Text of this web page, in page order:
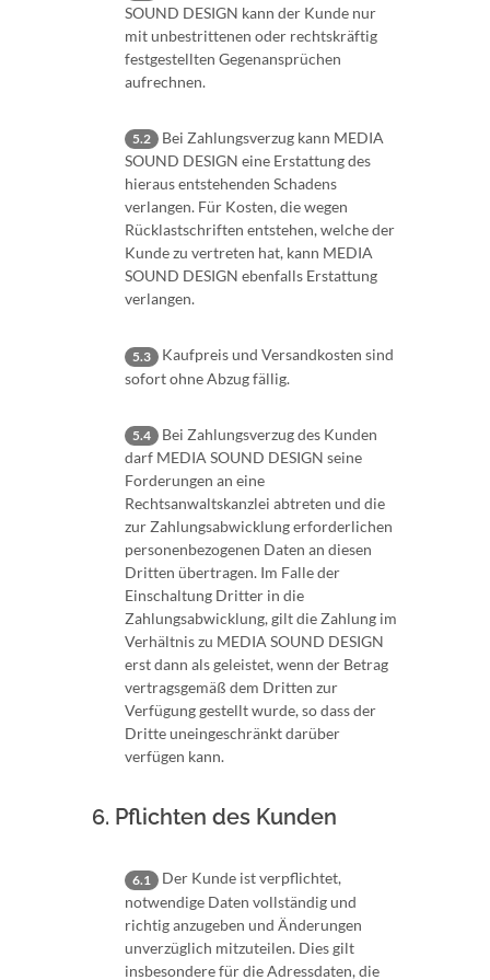
SOUND DESIGN kann der Kunde nur
mit unbestrittenen oder rechtskräftig
festgestellten Gegenansprüchen
aufrechnen.
5.2
Bei Zahlungsverzug kann MEDIA
SOUND DESIGN eine Erstattung des
hieraus entstehenden Schadens
verlangen. Für Kosten, die wegen
Rücklastschriften entstehen, welche der
Kunde zu vertreten hat, kann MEDIA
SOUND DESIGN ebenfalls Erstattung
verlangen.
5.3
Kaufpreis und Versandkosten sind
sofort ohne Abzug fällig.
5.4
Bei Zahlungsverzug des Kunden
darf MEDIA SOUND DESIGN seine
Forderungen an eine
Rechtsanwaltskanzlei abtreten und die
zur Zahlungsabwicklung erforderlichen
personenbezogenen Daten an diesen
Dritten übertragen. Im Falle der
Einschaltung Dritter in die
Zahlungsabwicklung, gilt die Zahlung im
Verhältnis zu MEDIA SOUND DESIGN
erst dann als geleistet, wenn der Betrag
vertragsgemäß dem Dritten zur
Verfügung gestellt wurde, so dass der
Dritte uneingeschränkt darüber
verfügen kann.
6. Pflichten des Kunden
6.1
Der Kunde ist verpflichtet,
notwendige Daten vollständig und
richtig anzugeben und Änderungen
unverzüglich mitzuteilen. Dies gilt
insbesondere für die Adressdaten, die